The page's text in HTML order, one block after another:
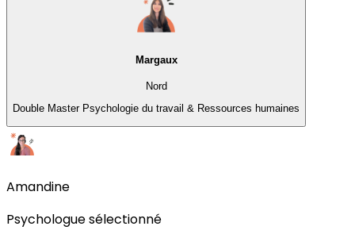
Margaux
Nord
Double Master Psychologie du travail & Ressources humaines
Amandine
Psychologue sélectionné